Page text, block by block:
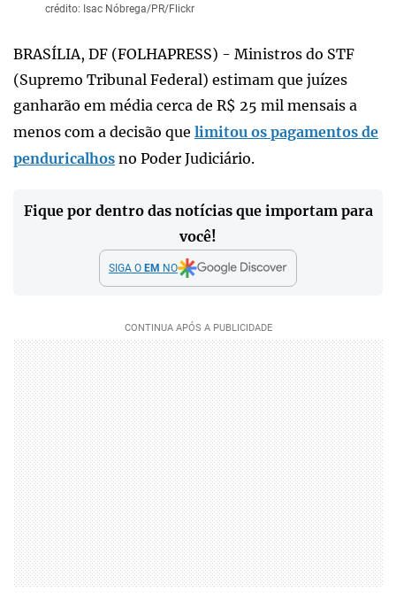
crédito: Isac Nóbrega/PR/Flickr
BRASÍLIA, DF (FOLHAPRESS) - Ministros do STF
(Supremo Tribunal Federal) estimam que juízes
ganharão em média cerca de R$ 25 mil mensais a
menos com a decisão que limitou os pagamentos de
penduricalhos no Poder Judiciário.
Fique por dentro das notícias que importam para
você!
SIGA O EM NO